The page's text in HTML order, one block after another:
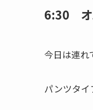
6:30 オ
今日は連れ
パンツタイ